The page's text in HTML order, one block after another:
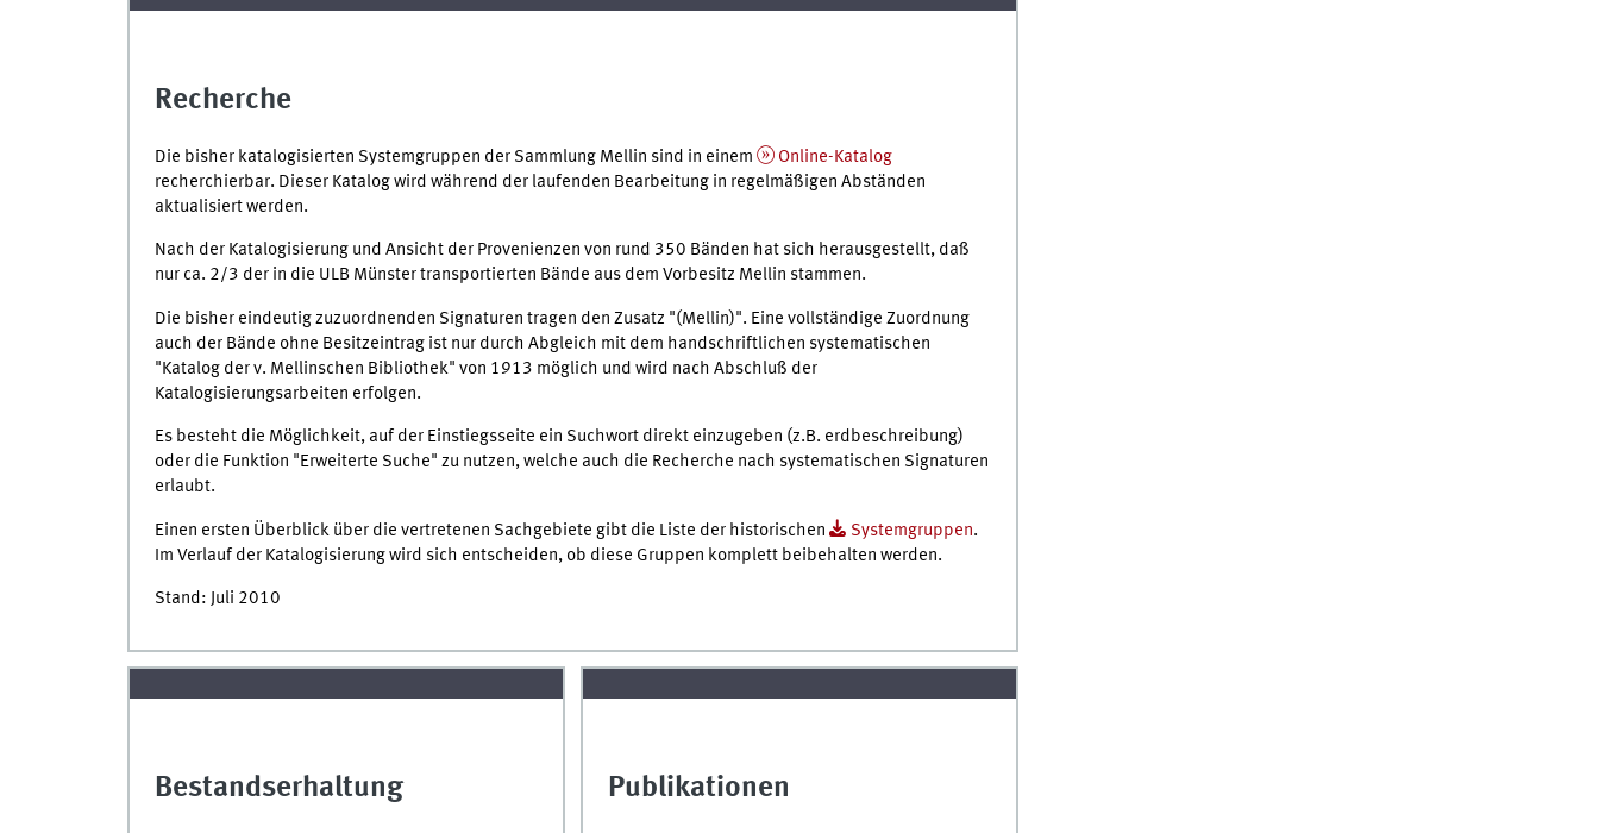
Recherche
Die bisher katalogisierten Systemgruppen der Sammlung Mellin sind in einem
Online-Katalog
recherchierbar. Dieser Katalog wird während der laufenden Bearbeitung in regelmäßigen Abständen
aktualisiert werden.
Nach der Katalogisierung und Ansicht der Provenienzen von rund 350 Bänden hat sich herausgestellt, daß
nur ca. 2/3 der in die ULB Münster transportierten Bände aus dem Vorbesitz Mellin stammen.
Die bisher eindeutig zuzuordnenden Signaturen tragen den Zusatz "(Mellin)". Eine vollständige Zuordnung
auch der Bände ohne Besitzeintrag ist nur durch Abgleich mit dem handschriftlichen systematischen
"Katalog der v. Mellinschen Bibliothek" von 1913 möglich und wird nach Abschluß der
Katalogisierungsarbeiten erfolgen.
Es besteht die Möglichkeit, auf der Einstiegsseite ein Suchwort direkt einzugeben (z.B. erdbeschreibung)
oder die Funktion "Erweiterte Suche" zu nutzen, welche auch die Recherche nach systematischen Signaturen
erlaubt.
Einen ersten Überblick über die vertretenen Sachgebiete gibt die Liste der historischen Systemgruppen.
Im Verlauf der Katalogisierung wird sich entscheiden, ob diese Gruppen komplett beibehalten werden.
Stand: Juli 2010
Bestandserhaltung Publikationen